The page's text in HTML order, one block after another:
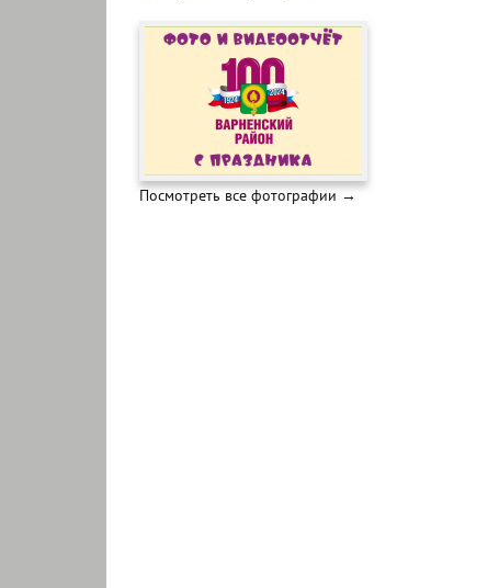
Посмотреть все фотографии →